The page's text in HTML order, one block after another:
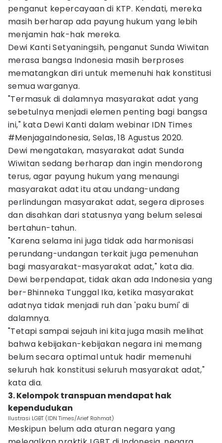
penganut kepercayaan di KTP. Kendati, mereka
masih berharap ada payung hukum yang lebih
menjamin hak-hak mereka.
Dewi Kanti Setyaningsih, penganut Sunda Wiwitan
merasa bangsa Indonesia masih berproses
mematangkan diri untuk memenuhi hak konstitusi
semua warganya.
"Termasuk di dalamnya masyarakat adat yang
sebetulnya menjadi elemen penting bagi bangsa
ini," kata Dewi Kanti dalam webinar IDN Times
#MenjagaIndonesia, Selas, 18 Agustus 2020.
Dewi mengatakan, masyarakat adat Sunda
Wiwitan sedang berharap dan ingin mendorong
terus, agar payung hukum yang menaungi
masyarakat adat itu atau undang-undang
perlindungan masyarakat adat, segera diproses
dan disahkan dari statusnya yang belum selesai
bertahun-tahun.
"Karena selama ini juga tidak ada harmonisasi
perundang-undangan terkait juga pemenuhan
bagi masyarakat-masyarakat adat," kata dia.
Dewi berpendapat, tidak akan ada Indonesia yang
ber-Bhinneka Tunggal Ika, ketika masyarakat
adatnya tidak menjadi ruh dan 'paku bumi' di
dalamnya.
"Tetapi sampai sejauh ini kita juga masih melihat
bahwa kebijakan-kebijakan negara ini memang
belum secara optimal untuk hadir memenuhi
seluruh hak konstitusi seluruh masyarakat adat,"
kata dia.
3. Kelompok transpuan mendapat hak
kependudukan
Ilustrasi LGBT (IDN Times/Arief Rahmat)
Meskipun belum ada aturan negara yang